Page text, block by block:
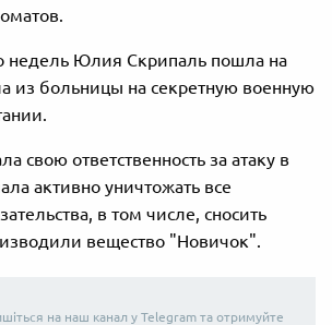
недель Юлия Скрипаль пошла на
из больницы на секретную военную
свою ответственность за атаку в
активно уничтожать все
в том числе, сносить
вещество "Новичок".
на наш канал у Telegram та отримуйте